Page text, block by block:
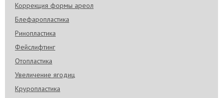
блефаропластики. Сильнее симптом проявляется
после верхней блефаропластики у возрастных
пациентов, когда операцию выполняют после 45
операции. Заключается в недостаточном
Коррекция формы ареол
Блефаропластика
Ринопластика
Фейслифтинг
Отопластика
Увеличение ягодиц
Круропластика